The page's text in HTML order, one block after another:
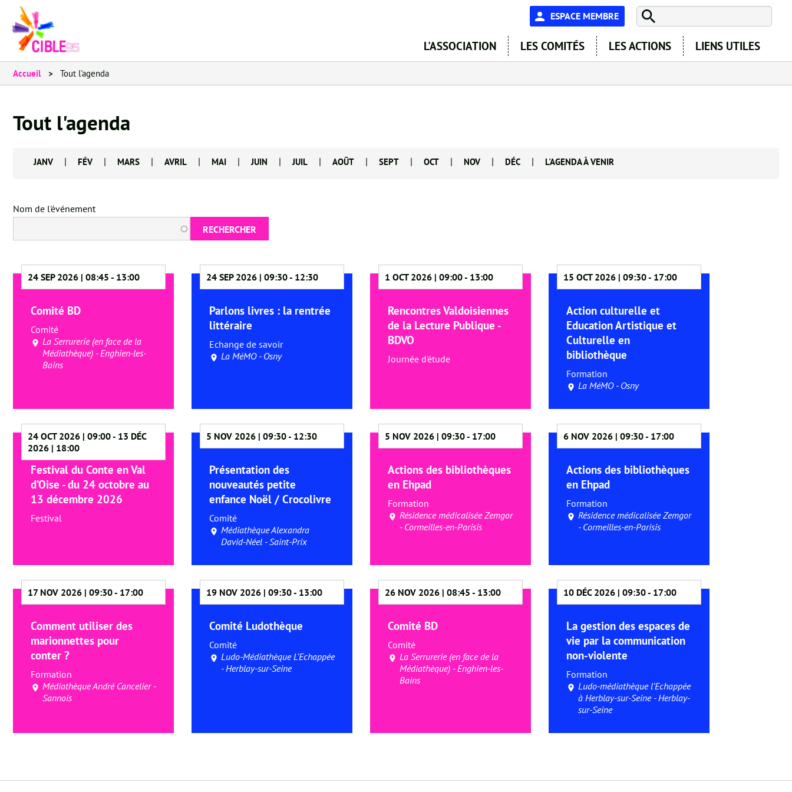
principal
En-
tête
-
Espace
ESPACE MEMBRE
L'ASSOCIATION LES COMITÉS LES ACTIONS LIENS UTILES
Accueil Tout l'agenda
Tout l'agenda
JANV | FÉV | MARS | AVRIL | MAI | JUIN | JUIL | AOÛT | SEPT | OCT | NOV | DÉC | L'AGENDA À VENIR
Nom de l'événement
RECHERCHER
24 SEP 2026 | 08:45 - 13:00
Comité BD
Comité
La Serrurerie (en face de la
Médiathèque) - Enghien-les-
Bains
24 SEP 2026 | 09:30- 12:30
Parlons livres : la rentrée
littéraire
Echange de savoir
La MéMO - Osny
1 OCT 2026 | 09:00- 13:00
Rencontres Valdoisiennes
de la Lecture Publique -
BDVO
Journée d'étude
15 OCT 2026 | 09:30- 17:00
Action culturelle et
Education Artistique et
Culturelle en
bibliothèque
Formation
La MéMO - Osny
24 OCT 2026 | 09:00- 13 DÉC
2026 | 18:00
Festival du Conte en Val
d’Oise - du 24 octobre au
13 décembre 2026
Festival
5 NOV 2026 | 09:30- 12:30
Présentation des
nouveautés petite
enfance Noël / Crocolivre
Comité
Médiathèque Alexandra
David-Néel - Saint-Prix
5 NOV 2026 | 09:30- 17:00
Actions des bibliothèques
en Ehpad
Formation
Résidence médicalisée Zemgor
- Cormeilles-en-Parisis
6 NOV 2026 | 09:30- 17:00
Actions des bibliothèques
en Ehpad
Formation
Résidence médicalisée Zemgor
- Cormeilles-en-Parisis
17 NOV 2026 | 09:30- 17:00
Comment utiliser des
marionnettes pour
conter ?
Formation
Médiathèque André Cancelier -
Sannois
19 NOV 2026 | 09:30- 13:00
Comité Ludothèque
Comité
Ludo-Médiathèque L’Echappée
- Herblay-sur-Seine
26 NOV 2026 | 08:45 - 13:00
Comité BD
Comité
La Serrurerie (en face de la
Médiathèque) - Enghien-les-
Bains
10 DÉC 2026 | 09:30- 17:00
La gestion des espaces de
vie par la communication
non-violente
Formation
Ludo-médiathèque l’Echappée
à Herblay-sur-Seine - Herblay-
sur-Seine